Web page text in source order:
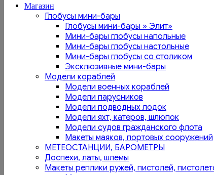
Магазин
Глобусы мини-бары
Глобусы мини-бары » Элит»
Мини-бары глобусы напольные
Мини-бары глобусы настольные
Мини-бары глобусы со столиком
Эксклюзивные мини-бары
Модели кораблей
Модели военных кораблей
Модели парусников
Модели подводных лодок
Модели яхт, катеров, шлюпок
Модели судов гражданского флота
Макеты маяков, портовых сооружений
МЕТЕОСТАНЦИИ, БАРОМЕТРЫ
Доспехи, латы, шлемы
Макеты реплики ружей, пистолей,